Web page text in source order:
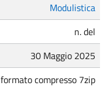
Modulistica
n. del
30 Maggio 2025
formato compresso 7zip